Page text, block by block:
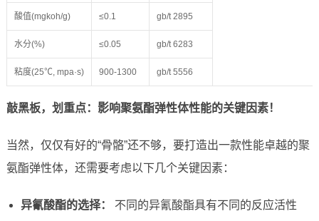
酸值(mgkoh/g) ≤0.1 gb/t 2895
水分(%) ≤0.05 gb/t 6283
粘度(25℃, mpa·s) 900-1300 gb/t 5556
敲黑板，划重点：影响聚氨酯弹性体性能的关键因素！
当然，仅仅有好的“骨骼”还不够，要打造出一款性能卓越的聚
氨酯弹性体，还需要考虑以下几个关键因素：
异氰酸酯的选择：
不同的异氰酸酯具有不同的反应活性